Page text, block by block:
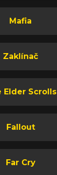
Mafia
Zaklínač
Elder Scrolls
Fallout
Far Cry